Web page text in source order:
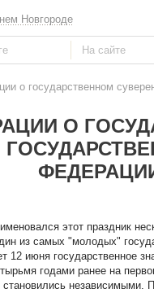
Новгороде
о государственном
О
этот праздник
из самых "молодых"
июня государственное
годами ранее на
независимыми.